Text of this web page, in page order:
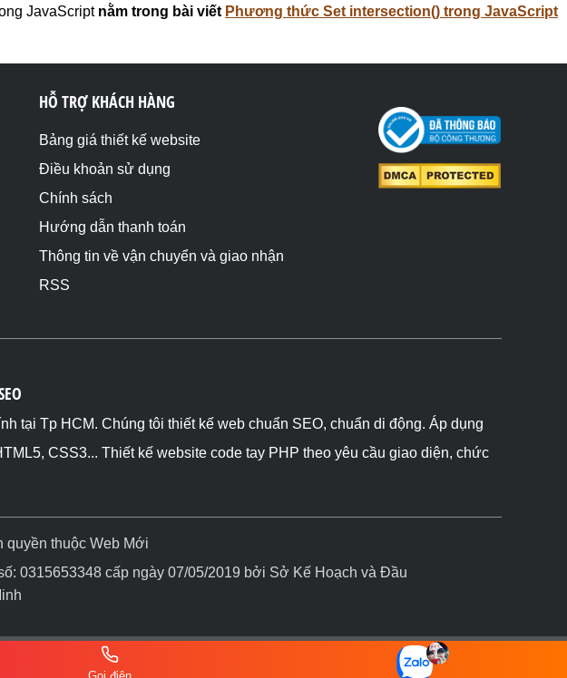
JavaScript nằm trong bài viết Phương thức Set intersection() trong JavaScript
HỖ TRỢ KHÁCH HÀNG
Bảng giá thiết kế website
Điều khoản sử dụng
Chính sách
Hướng dẫn thanh toán
Thông tin về vận chuyển và giao nhận
RSS
tại Tp HCM. Chúng tôi thiết kế web chuẩn SEO, chuẩn di động. Áp dụng
CSS3... Thiết kế website code tay PHP theo yêu cầu giao diện, chức
quyền thuộc Web Mới
0315653348 cấp ngày 07/05/2019 bởi Sở Kế Hoạch và Đầu